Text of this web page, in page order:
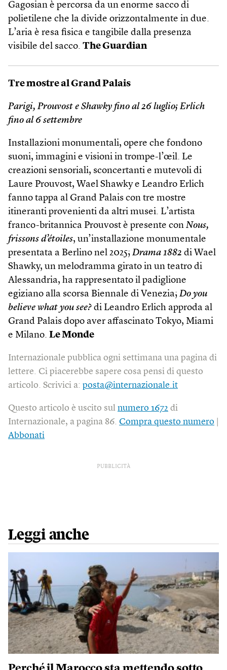
Gagosian è percorsa da un enorme sacco di
polietilene che la divide orizzontalmente in due.
L’aria è resa fisica e tangibile dalla presenza
visibile del sacco. The Guardian
Tre mostre al Grand Palais
Parigi, Prouvost e Shawky fino al 26 luglio; Erlich
fino al 6 settembre
Installazioni monumentali, opere che fondono
suoni, immagini e visioni in trompe-l’œil. Le
creazioni sensoriali, sconcertanti e mutevoli di
Laure Prouvost, Wael Shawky e Leandro Erlich
fanno tappa al Grand Palais con tre mostre
itineranti provenienti da altri musei. L’artista
franco-britannica Prouvost è presente con Nous,
frissons d’étoiles, un’installazione monumentale
presentata a Berlino nel 2025; Drama 1882 di Wael
Shawky, un melodramma girato in un teatro di
Alessandria, ha rappresentato il padiglione
egiziano alla scorsa Biennale di Venezia; Do you
believe what you see? di Leandro Erlich approda al
Grand Palais dopo aver affascinato Tokyo, Miami
e Milano. Le Monde
Internazionale pubblica ogni settimana una pagina di
lettere. Ci piacerebbe sapere cosa pensi di questo
articolo. Scrivici a: posta@internazionale.it
Questo articolo è uscito sul numero 1672 di
Internazionale, a pagina 86. Compra questo numero
Abbonati
PUBBLICITÀ
Leggi anche